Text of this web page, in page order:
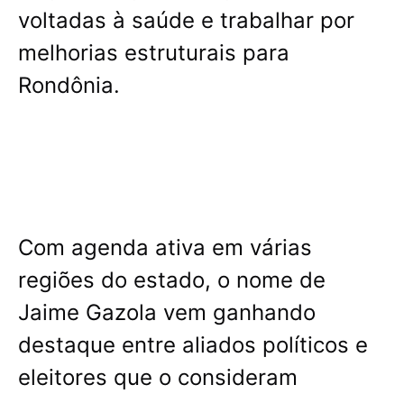
voltadas à saúde e trabalhar por
melhorias estruturais para
Rondônia.
Com agenda ativa em várias
regiões do estado, o nome de
Jaime Gazola vem ganhando
destaque entre aliados políticos e
eleitores que o consideram